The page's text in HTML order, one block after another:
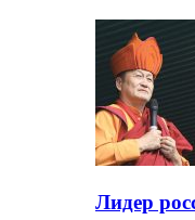
Лидер